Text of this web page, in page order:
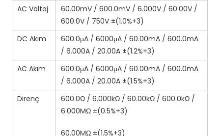
AC Voltaj
60.00mV / 600.0mV / 6.000V / 60.00V /
600.0V / 750V ±(1.0%+3)
DC Akım
600.0μA / 6000μA / 60.00mA / 600.0mA
/ 6.000A / 20.00A ±(1.2%+3)
AC Akım
600.0μA / 6000μA / 60.00mA / 600.0mA
/ 6.000A / 20.00A ±(1.5%+3)
Direnç
600.0Ω / 6.000kΩ / 60.00kΩ / 600.0kΩ /
6.000MΩ ±(0.5%+3)
60.00MΩ ±(1.5%+3)